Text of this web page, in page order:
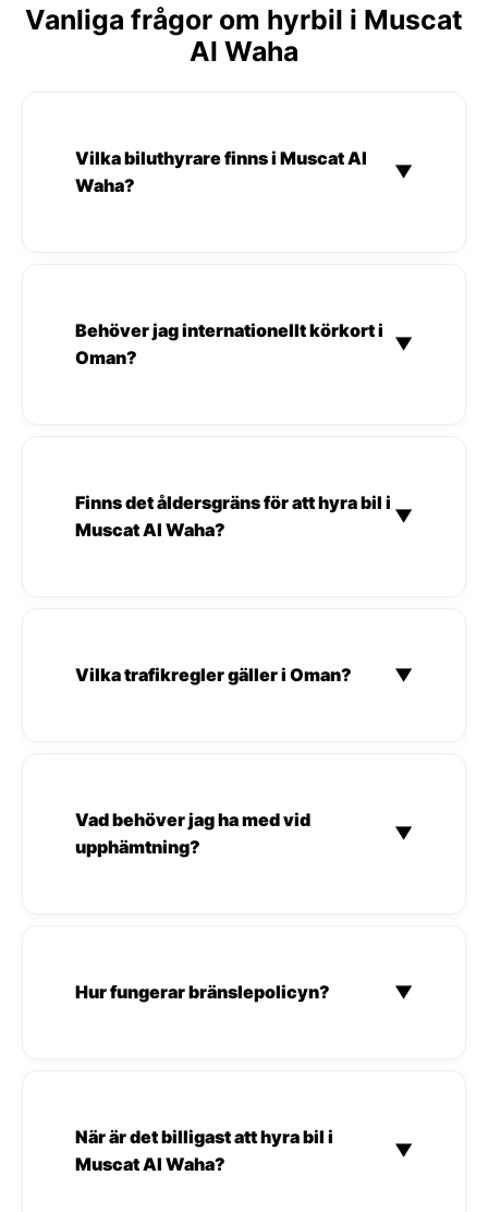
Vanliga frågor om hyrbil i Muscat
Al Waha
Vilka biluthyrare finns i Muscat Al
Waha?
▼
Behöver jag internationellt körkort i
Oman?
▼
Finns det åldersgräns för att hyra bil i
Muscat Al Waha?
▼
Vilka trafikregler gäller i Oman? ▼
Vad behöver jag ha med vid
upphämtning?
▼
Hur fungerar bränslepolicyn? ▼
När är det billigast att hyra bil i
Muscat Al Waha?
▼